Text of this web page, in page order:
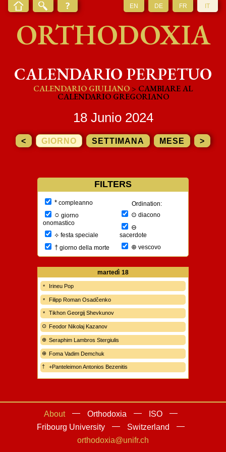
EN DE FR IT
ORTHODOXIA
CALENDARIO PERPETUO
CALENDARIO GIULIANO> CAMBIARE AL
CALENDARIO GREGORIANO
18 Junio 2024
< GIORNO SETTIMANA MESE >
FILTERS
*compleanno
○ giorno
onomastico
⟡ festa speciale
†giorno della morte
Ordination:
⊙ diacono
⊖
sacerdote
⊕ vescovo
martedì 18
Irineu Pop
Filipp Roman Osadčenko
Tikhon Georgij Shevkunov
Feodor Nikolaj Kazanov
Seraphim Lambros Stergiulis
Foma Vadim Demchuk
+Panteleimon Antonios Bezenitis
About Orthodoxia
ISO
Fribourg University
Switzerland
orthodoxia@unifr.ch